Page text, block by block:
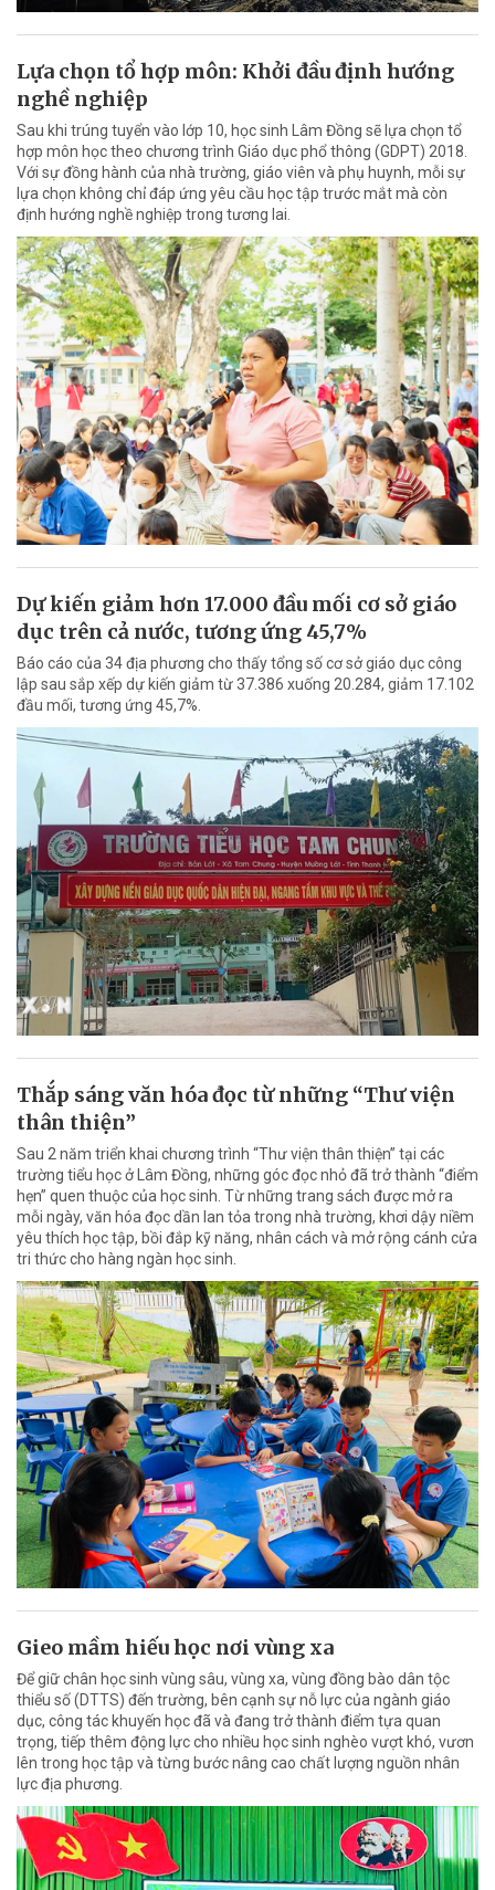
Lựa chọn tổ hợp môn: Khởi đầu định hướng
nghề nghiệp
Sau khi trúng tuyển vào lớp 10, học sinh Lâm Đồng sẽ lựa chọn tổ
hợp môn học theo chương trình Giáo dục phổ thông (GDPT) 2018.
Với sự đồng hành của nhà trường, giáo viên và phụ huynh, mỗi sự
lựa chọn không chỉ đáp ứng yêu cầu học tập trước mắt mà còn
định hướng nghề nghiệp trong tương lai.
Dự kiến giảm hơn 17.000 đầu mối cơ sở giáo
dục trên cả nước, tương ứng 45,7%
Báo cáo của 34 địa phương cho thấy tổng số cơ sở giáo dục công
lập sau sắp xếp dự kiến giảm từ 37.386 xuống 20.284, giảm 17.102
đầu mối, tương ứng 45,7%.
Thắp sáng văn hóa đọc từ những “Thư viện
thân thiện”
Sau 2 năm triển khai chương trình “Thư viện thân thiện” tại các
trường tiểu học ở Lâm Đồng, những góc đọc nhỏ đã trở thành “điểm
hẹn” quen thuộc của học sinh. Từ những trang sách được mở ra
mỗi ngày, văn hóa đọc dần lan tỏa trong nhà trường, khơi dậy niềm
yêu thích học tập, bồi đắp kỹ năng, nhân cách và mở rộng cánh cửa
tri thức cho hàng ngàn học sinh.
Gieo mầm hiếu học nơi vùng xa
Để giữ chân học sinh vùng sâu, vùng xa, vùng đồng bào dân tộc
thiểu số (DTTS) đến trường, bên cạnh sự nỗ lực của ngành giáo
dục, công tác khuyến học đã và đang trở thành điểm tựa quan
trọng, tiếp thêm động lực cho nhiều học sinh nghèo vượt khó, vươn
lên trong học tập và từng bước nâng cao chất lượng nguồn nhân
lực địa phương.